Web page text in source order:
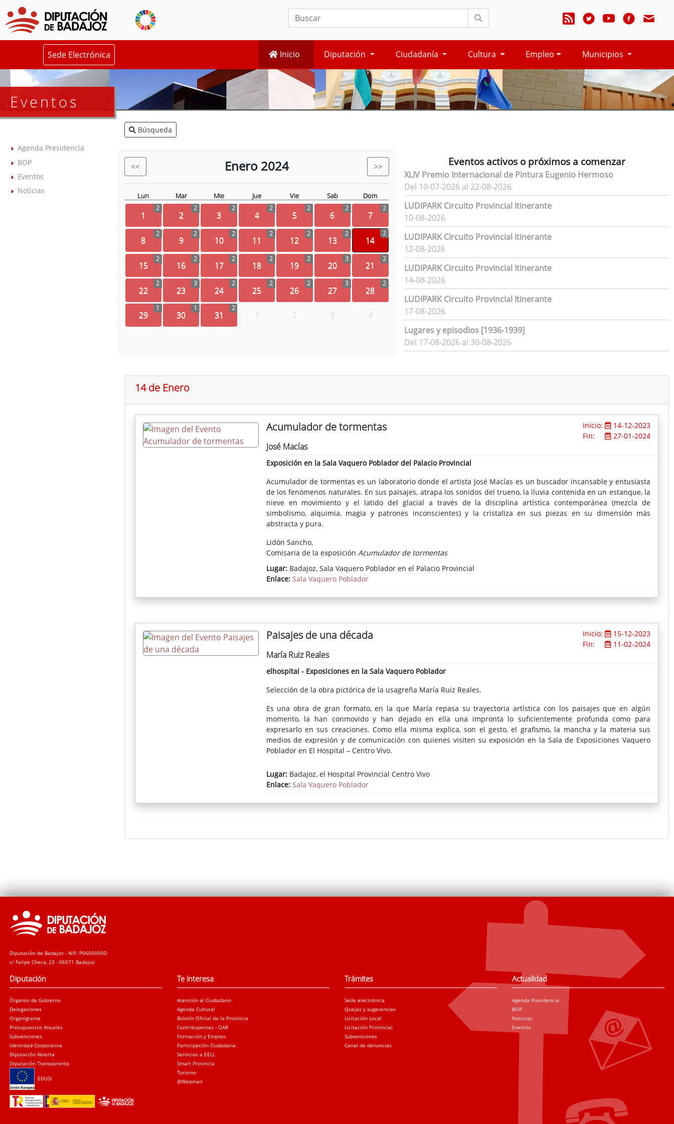
Sede Electrónica Inicio Diputación Ciudadanía Cultura Empleo Municipios
Eventos
Agenda Presidencia
BOP
Eventos
Noticias
Búsqueda
<< Enero 2024 >>
Lun Mar Mie Jue Vie Sab Dom
1
2
2
2
3
2
4
2
5
2
6
2
7
2
8
2
9
2
10
2
11
2
12
2
13
2
14
2
15
2
16
2
17
2
18
2
19
2
20
3
21
2
22
2
23
3
24
2
25
2
26
2
27
3
28
2
29
1
30
1
31
2
1 2 3 4
Eventos activos o próximos a comenzar
XLIV Premio Internacional de Pintura Eugenio Hermoso
Del 10-07-2026 al 22-08-2026
LUDIPARK Circuito Provincial Itinerante
10-08-2026
LUDIPARK Circuito Provincial Itinerante
12-08-2026
LUDIPARK Circuito Provincial Itinerante
14-08-2026
LUDIPARK Circuito Provincial Itinerante
17-08-2026
Lugares y episodios [1936-1939]
Del 17-08-2026 al 30-08-2026
14 de Enero
Acumulador de tormentas Inicio:
14-12-2023
Fin:
27-01-2024
José Macías
Exposición en la Sala Vaquero Poblador del Palacio Provincial
Acumulador de tormentas es un laboratorio donde el artista José Macías es un buscador incansable y entusiasta
de los fenómenos naturales. En sus paisajes, atrapa los sonidos del trueno, la lluvia contenida en un estanque, la
nieve en movimiento y el latido del glacial a través de la disciplina artística contemporánea (mezcla de
simbolismo, alquimia, magia y patrones inconscientes) y la cristaliza en sus piezas en su dimensión más
abstracta y pura.
Lidón Sancho,
Comisaria de la exposición Acumulador de tormentas
Lugar:Badajoz, Sala Vaquero Poblador en el Palacio Provincial
Enlace: Sala Vaquero Poblador
Paisajes de una década Inicio:
15-12-2023
Fin:
11-02-2024
María Ruiz Reales
elhospital - Exposiciones en la Sala Vaquero Poblador
Selección de la obra pictórica de la usagreña María Ruiz Reales.
Es una obra de gran formato, en la que María repasa su trayectoria artística con los paisajes que en algún
momento, la han conmovido y han dejado en ella una impronta lo suficientemente profunda como para
expresarlo en sus creaciones. Como ella misma explica, son el gesto, el grafismo, la mancha y la materia sus
medios de expresión y de comunicación con quienes visiten su exposición en la Sala de Exposiciones Vaquero
Poblador en El Hospital – Centro Vivo.
Lugar:Badajoz, el Hospital Provincial Centro Vivo
Enlace: Sala Vaquero Poblador
Diputación de Badajoz - NIF: P0600000D
c/ Felipe Checa, 23 - 06071 Badajoz
Diputación
Órganos de Gobierno
Delegaciones
Organigrama
Presupuestos Anuales
Subvenciones
Identidad Corporativa
Diputación Abierta
Diputación Transparente
EDUSI
Te interesa
Atención al Ciudadano
Agenda Cultural
Boletín Oficial de la Provincia
Contribuyentes - OAR
Formación y Empleo
Participación Ciudadana
Servicios a EELL
Smart Provincia
Turismo
@Webmail
Trámites
Sede electrónica
Quejas y sugerencias
Licitación Local
Licitación Provincial
Subvenciones
Canal de denuncias
Actualidad
Agenda Presidencia
BOP
Noticias
Eventos